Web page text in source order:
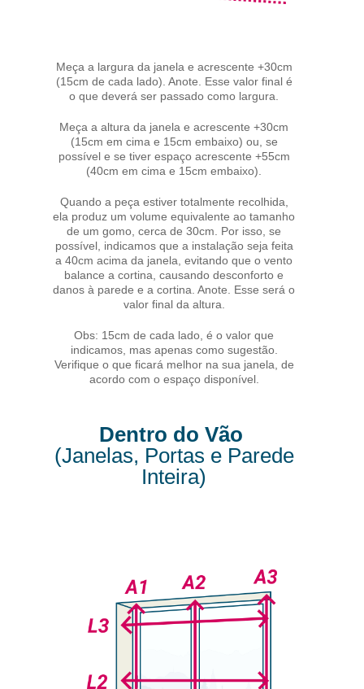
Meça a largura da janela e acrescente +30cm
(15cm de cada lado). Anote. Esse valor final é
o que deverá ser passado como largura.
Meça a altura da janela e acrescente +30cm
(15cm em cima e 15cm embaixo) ou, se
possível e se tiver espaço acrescente +55cm
(40cm em cima e 15cm embaixo).
Quando a peça estiver totalmente recolhida,
ela produz um volume equivalente ao tamanho
de um gomo, cerca de 30cm. Por isso, se
possível, indicamos que a instalação seja feita
a 40cm acima da janela, evitando que o vento
balance a cortina, causando desconforto e
danos à parede e a cortina. Anote. Esse será o
valor final da altura.
Obs: 15cm de cada lado, é o valor que
indicamos, mas apenas como sugestão.
Verifique o que ficará melhor na sua janela, de
acordo com o espaço disponível.
Dentro do Vão
(Janelas, Portas e Parede
Inteira)